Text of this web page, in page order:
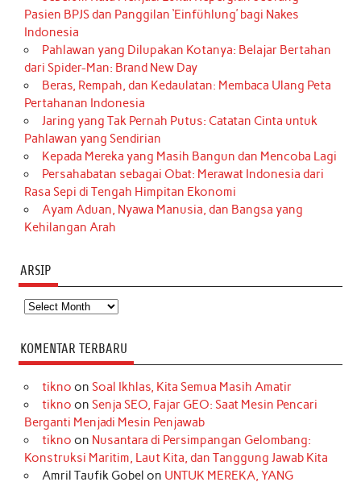
Pasien BPJS dan Panggilan ‘Einfühlung’ bagi Nakes
Indonesia
Pahlawan yang Dilupakan Kotanya: Belajar Bertahan
dari Spider-Man: Brand New Day
Beras, Rempah, dan Kedaulatan: Membaca Ulang Peta
Pertahanan Indonesia
Jaring yang Tak Pernah Putus: Catatan Cinta untuk
Pahlawan yang Sendirian
Kepada Mereka yang Masih Bangun dan Mencoba Lagi
Persahabatan sebagai Obat: Merawat Indonesia dari
Rasa Sepi di Tengah Himpitan Ekonomi
Ayam Aduan, Nyawa Manusia, dan Bangsa yang
Kehilangan Arah
ARSIP
Arsip
KOMENTAR TERBARU
tikno on Soal Ikhlas, Kita Semua Masih Amatir
tikno on Senja SEO, Fajar GEO: Saat Mesin Pencari
Berganti Menjadi Mesin Penjawab
tikno on Nusantara di Persimpangan Gelombang:
Konstruksi Maritim, Laut Kita, dan Tanggung Jawab Kita
Amril Taufik Gobel on UNTUK MEREKA, YANG